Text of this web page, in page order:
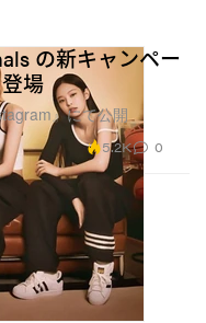
の新キャンペー
場
』にて公開
5.2K 0